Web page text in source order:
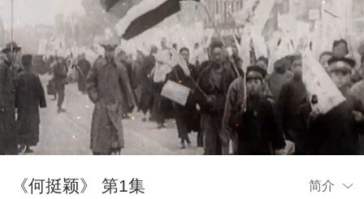
《何挺颖》 第1集 简介